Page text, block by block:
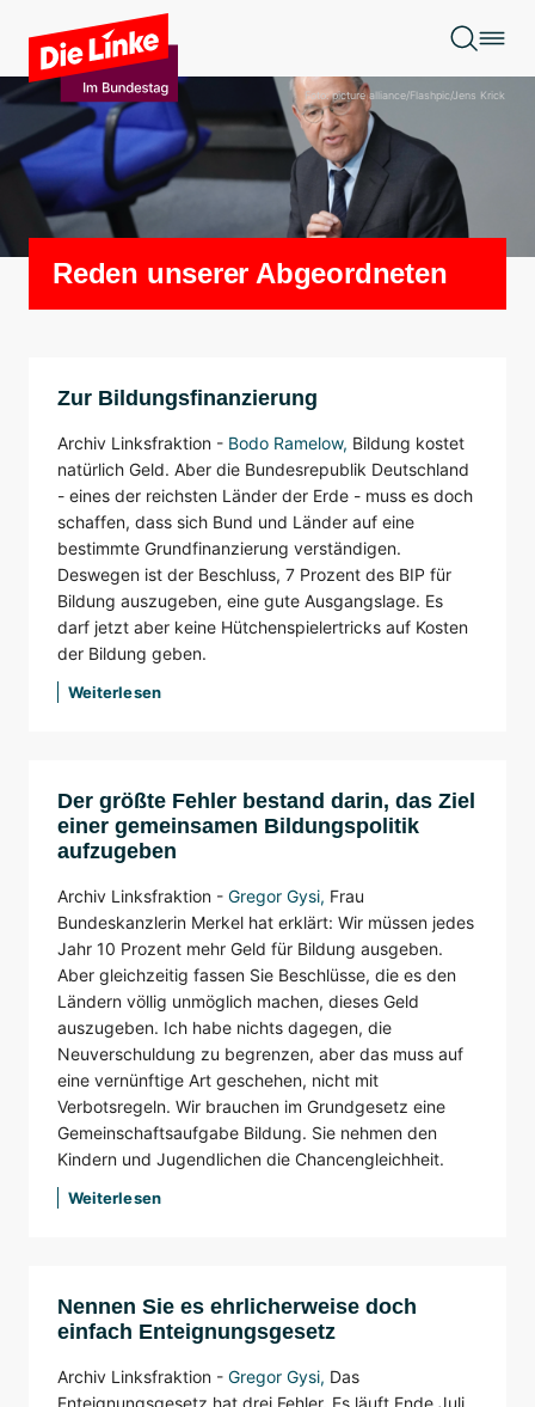
Zum Hauptinhalt springen
Foto: picture alliance/Flashpic/Jens Krick
Reden unserer Abgeordneten
Zur Bildungsfinanzierung
Archiv Linksfraktion - Bodo Ramelow, Bildung kostet
natürlich Geld. Aber die Bundesrepublik Deutschland
- eines der reichsten Länder der Erde - muss es doch
schaffen, dass sich Bund und Länder auf eine
bestimmte Grundfinanzierung verständigen.
Deswegen ist der Beschluss, 7 Prozent des BIP für
Bildung auszugeben, eine gute Ausgangslage. Es
darf jetzt aber keine Hütchenspielertricks auf Kosten
der Bildung geben.
Weiterlesen
Der größte Fehler bestand darin, das Ziel
einer gemeinsamen Bildungspolitik
aufzugeben
Archiv Linksfraktion - Gregor Gysi, Frau
Bundeskanzlerin Merkel hat erklärt: Wir müssen jedes
Jahr 10 Prozent mehr Geld für Bildung ausgeben.
Aber gleichzeitig fassen Sie Beschlüsse, die es den
Ländern völlig unmöglich machen, dieses Geld
auszugeben. Ich habe nichts dagegen, die
Neuverschuldung zu begrenzen, aber das muss auf
eine vernünftige Art geschehen, nicht mit
Verbotsregeln. Wir brauchen im Grundgesetz eine
Gemeinschaftsaufgabe Bildung. Sie nehmen den
Kindern und Jugendlichen die Chancengleichheit.
Weiterlesen
Nennen Sie es ehrlicherweise doch
einfach Enteignungsgesetz
Archiv Linksfraktion - Gregor Gysi, Das